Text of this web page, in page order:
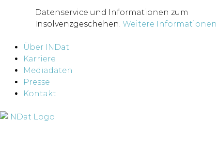
Datenservice und Informationen zum
Insolvenzgeschehen. Weitere Informationen
Über INDat
Karriere
Mediadaten
Presse
Kontakt